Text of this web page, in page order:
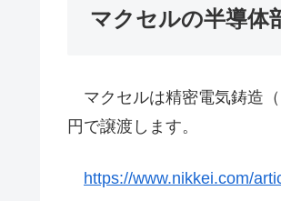
マクセルの半導体
マクセルは精密電気鋳造
円で譲渡します。
https://www.nikkei.com/